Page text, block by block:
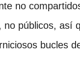
no
no públicos, así
bucles